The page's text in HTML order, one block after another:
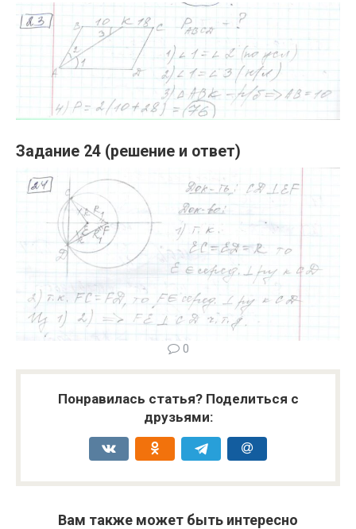
Задание 24 (решение и ответ)
0
Понравилась статья? Поделиться с
друзьями:
Вам также может быть интересно